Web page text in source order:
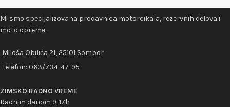
Mi smo specijalizovana prodavnica motorcikala, rezervnih delova i
moto opreme.
Miloša Obilića 21, 25101 Sombor
Telefon: 063/734-47-95
ZIMSKO RADNO VREME
Radnim danom 9-17h